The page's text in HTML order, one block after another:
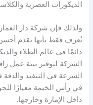
الديكورات العصرية
ولذلك فإن شركة دار
تُعرف فقط بأنها تقدم
دائمًا في عالم الطلاء
الشركة لتوفير بيئة عمل
السرعة في التنفيذ
في رأس الخيمة معيارًا
داخل الإمارة وخارجها.